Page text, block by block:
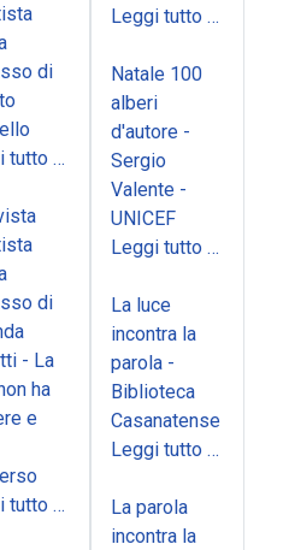
di
tutto …
di
- La
ha
e
tutto …
Leggi tutto …
Natale 100
alberi
d'autore -
Sergio
Valente -
UNICEF
Leggi tutto …
La luce
incontra la
parola -
Biblioteca
Casanatense
Leggi tutto …
La parola
incontra la